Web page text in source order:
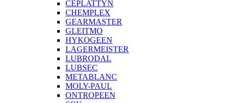
CEPLATTYN
CHEMPLEX
GEARMASTER
GLEITMO
HYKOGEEN
LAGERMEISTER
LUBRODAL
LUBSEC
METABLANC
MOLY-PAUL
ONTROPEEN